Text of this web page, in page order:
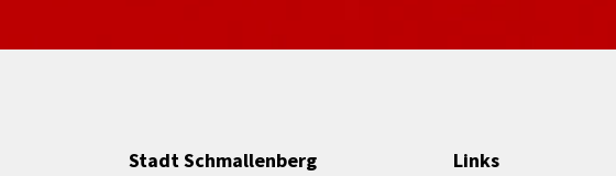
Stadt Schmallenberg Links